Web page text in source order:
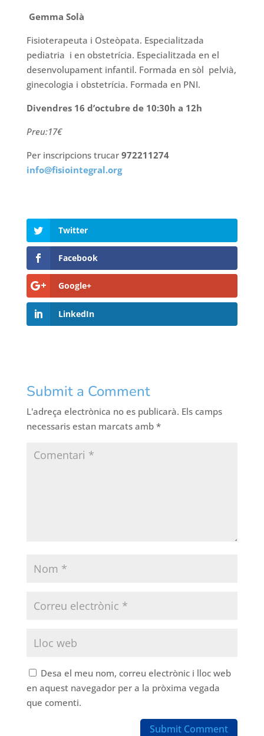
Gemma Solà
Fisioterapeuta i Osteòpata. Especialitzada
pediatria i en obstetrícia. Especialitzada en el
desenvolupament infantil. Formada en sòl pelvià,
ginecologia i obstetrícia. Formada en PNI.
Divendres 16 d’octubre de 10:30h a 12h
Preu:17€
Per inscripcions trucar 972211274
info@fisiointegral.org
Twitter
Facebook
Google+
LinkedIn
Submit a Comment
L'adreça electrònica no es publicarà. Els camps
necessaris estan marcats amb *
Desa el meu nom, correu electrònic i lloc web
en aquest navegador per a la pròxima vegada
que comenti.